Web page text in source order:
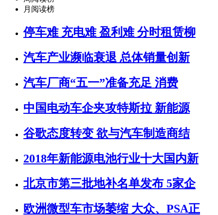
月阅读榜
停车难 充电难 盈利难 分时租赁柳
汽车产业濒临衰退 总体销量创新
汽车厂商“五一”准备充足 消费
中国电动车企夹攻特斯拉 新能源
谷歌态度转变 欲与汽车制造商结
2018年新能源电池行业十大国内新
北京市第三批地补名单发布 5家企
欧洲微型车市场萎缩 大众、PSA正